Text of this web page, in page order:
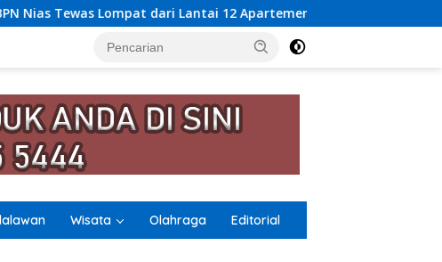
12 Apartemen, Berawal dari Pesan Wanita Lewat Aplikasi
Wisata Olahraga Editorial